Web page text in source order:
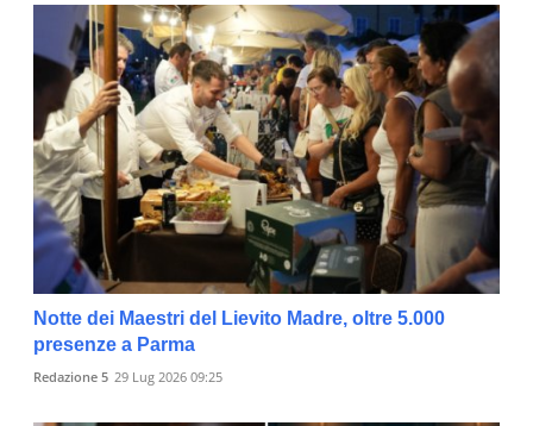
Notte dei Maestri del Lievito Madre, oltre 5.000
presenze a Parma
Redazione 5 29 Lug 2026 09:25